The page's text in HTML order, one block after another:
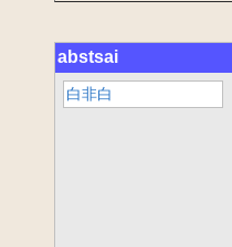
abstsai
白非白